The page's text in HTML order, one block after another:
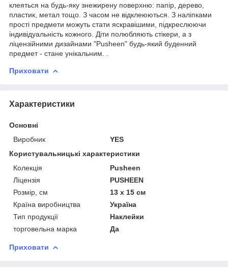
клеяться на будь-яку знежирену поверхню: папір, дерево,
пластик, метал тощо. З часом не відклеюються. З наліпками
прості предмети можуть стати яскравішими, підкреслюючи
індивідуальність кожного. Діти полюбляють стікери, а з
ліцензійними дизайнами "Pusheen" будь-який буденний
предмет - стане унікальним. .
Приховати
Характеристики
Основні
Виробник
YES
Користувальницькі характеристики
Колекція
Pusheen
Ліцензія
PUSHEEN
Розмір, см
13 х 15 см
Країна виробництва
Україна
Тип продукції
Наклейки
торговельна марка
Да
Приховати